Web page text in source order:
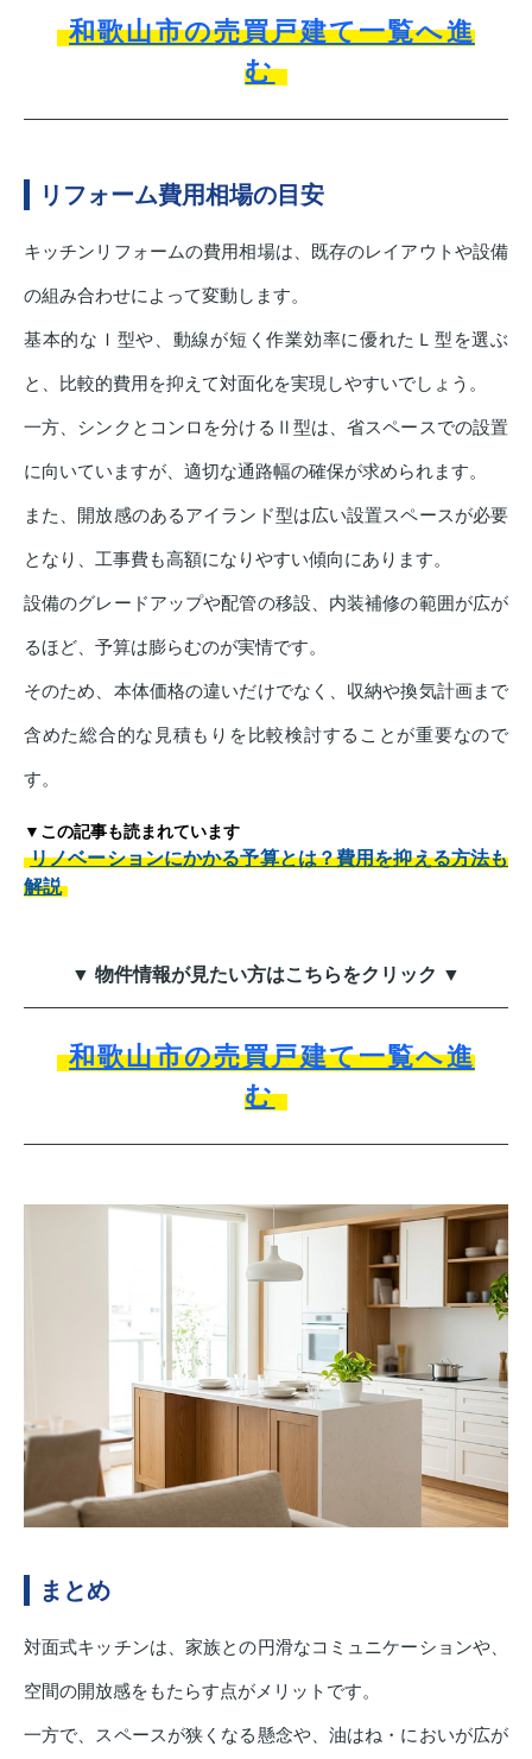
和歌山市の売買戸建て一覧へ進
む
リフォーム費用相場の目安
キッチンリフォームの費用相場は、既存のレイアウトや設備
の組み合わせによって変動します。
基本的なＩ型や、動線が短く作業効率に優れたＬ型を選ぶ
と、比較的費用を抑えて対面化を実現しやすいでしょう。
一方、シンクとコンロを分けるⅡ型は、省スペースでの設置
に向いていますが、適切な通路幅の確保が求められます。
また、開放感のあるアイランド型は広い設置スペースが必要
となり、工事費も高額になりやすい傾向にあります。
設備のグレードアップや配管の移設、内装補修の範囲が広が
るほど、予算は膨らむのが実情です。
そのため、本体価格の違いだけでなく、収納や換気計画まで
含めた総合的な見積もりを比較検討することが重要なので
す。
▼この記事も読まれています
リノベーションにかかる予算とは？費用を抑える方法も
解説
▼ 物件情報が見たい方はこちらをクリック ▼
和歌山市の売買戸建て一覧へ進
む
まとめ
対面式キッチンは、家族との円滑なコミュニケーションや、
空間の開放感をもたらす点がメリットです。
一方で、スペースが狭くなる懸念や、油はね・においが広が